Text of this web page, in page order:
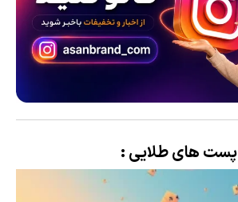
پست های طلایی :